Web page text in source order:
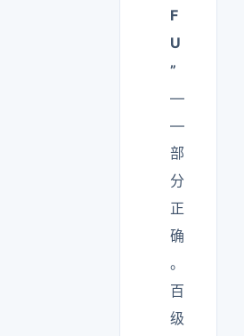
F
U
”
—
—
部
分
正
确
。
百
级